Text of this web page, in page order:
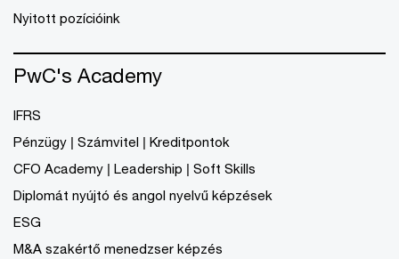
Nyitott pozícióink
PwC's Academy
IFRS
Pénzügy | Számvitel | Kreditpontok
CFO Academy | Leadership | Soft Skills
Diplomát nyújtó és angol nyelvű képzések
ESG
M&A szakértő menedzser képzés